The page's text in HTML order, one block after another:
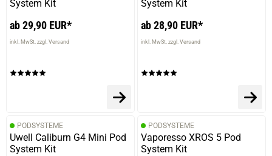
System Kit
ab 29,90 EUR*
inkl. MwSt. zzgl. Versand
System Kit
ab 28,90 EUR*
inkl. MwSt. zzgl. Versand
PODSYSTEME
Uwell Caliburn G4 Mini Pod
System Kit
PODSYSTEME
Vaporesso XROS 5 Pod
System Kit